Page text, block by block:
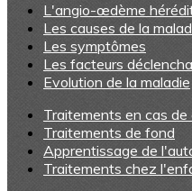
L'angio-œdème
Les causes de la
Les symptômes
Les facteurs
Evolution de la maladie
Traitements en cas de
Traitements de fond
Apprentissage de
Traitements chez